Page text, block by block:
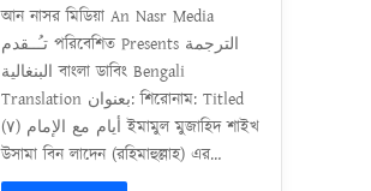
আন নাসর মিডিয়া An Nasr Media
تـُــقدم পরিবেশিত Presents الترجمة
البنغالية বাংলা ডাবিং Bengali
Translation بعنوان: শিরোনাম: Titled
أيام مع الإمام (٧) ইমামুল মুজাহিদ শাইখ
উসামা বিন লাদেন (রহিমাহুল্লাহ) এর…